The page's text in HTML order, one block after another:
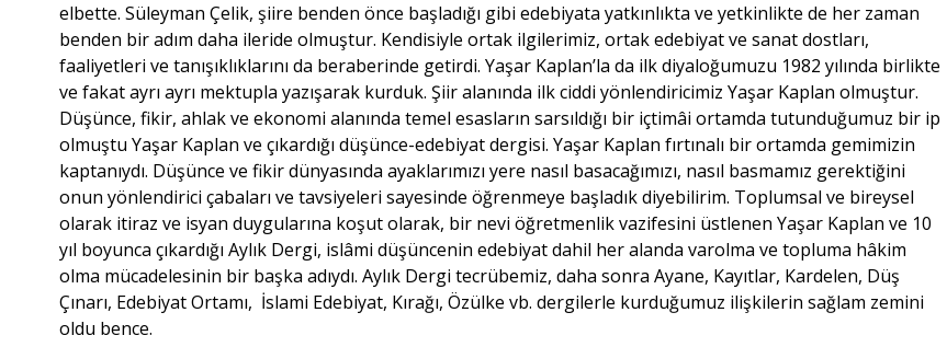
elbette. Süleyman Çelik, şiire benden önce başladığı gibi edebiyata yatkınlıkta ve yetkinlikte de her zaman
benden bir adım daha ileride olmuştur. Kendisiyle ortak ilgilerimiz, ortak edebiyat ve sanat dostları,
faaliyetleri ve tanışıklıklarını da beraberinde getirdi. Yaşar Kaplan’la da ilk diyaloğumuzu 1982 yılında birlikte
ve fakat ayrı ayrı mektupla yazışarak kurduk. Şiir alanında ilk ciddi yönlendiricimiz Yaşar Kaplan olmuştur.
Düşünce, fikir, ahlak ve ekonomi alanında temel esasların sarsıldığı bir içtimâi ortamda tutunduğumuz bir ip
olmuştu Yaşar Kaplan ve çıkardığı düşünce-edebiyat dergisi. Yaşar Kaplan fırtınalı bir ortamda gemimizin
kaptanıydı. Düşünce ve fikir dünyasında ayaklarımızı yere nasıl basacağımızı, nasıl basmamız gerektiğini
onun yönlendirici çabaları ve tavsiyeleri sayesinde öğrenmeye başladık diyebilirim. Toplumsal ve bireysel
olarak itiraz ve isyan duygularına koşut olarak, bir nevi öğretmenlik vazifesini üstlenen Yaşar Kaplan ve 10
yıl boyunca çıkardığı Aylık Dergi, islâmi düşüncenin edebiyat dahil her alanda varolma ve topluma hâkim
olma mücadelesinin bir başka adıydı. Aylık Dergi tecrübemiz, daha sonra Ayane, Kayıtlar, Kardelen, Düş
Çınarı, Edebiyat Ortamı, İslami Edebiyat, Kırağı, Özülke vb. dergilerle kurduğumuz ilişkilerin sağlam zemini
oldu bence.